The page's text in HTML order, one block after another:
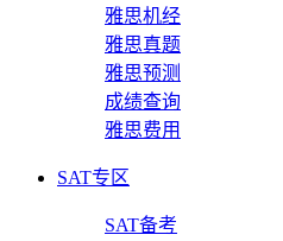
雅思机经
雅思真题
雅思预测
成绩查询
雅思费用
SAT专区
SAT备考